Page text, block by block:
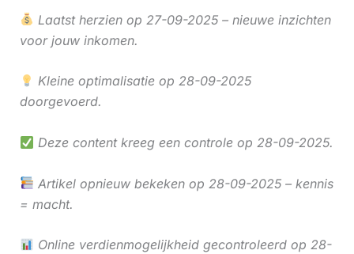
Laatst herzien op 27-09-2025 – nieuwe inzichten
voor jouw inkomen.
Kleine optimalisatie op 28-09-2025
doorgevoerd.
Deze content kreeg een controle op 28-09-2025.
Artikel opnieuw bekeken op 28-09-2025 – kennis
= macht.
Online verdienmogelijkheid gecontroleerd op 28-